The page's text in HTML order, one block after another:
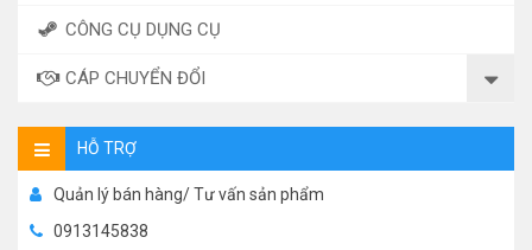
CÔNG CỤ DỤNG CỤ
CÁP CHUYỂN ĐỔI
HỖ TRỢ
Quản lý bán hàng/ Tư vấn sản phẩm
0913145838